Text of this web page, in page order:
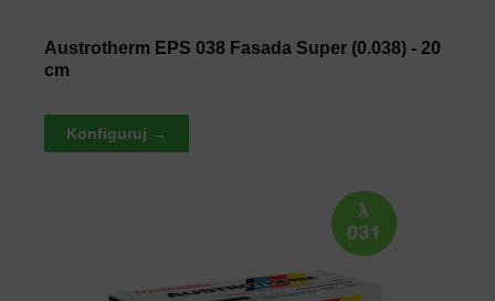
Austrotherm EPS 038 Fasada Super (0.038) - 20
cm
Konfiguruj →